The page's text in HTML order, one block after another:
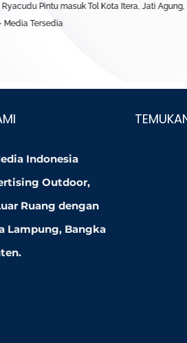
Pintu masuk Tol Kota Itera, Jati Agung,
Media Tersedia
Indonesia
Outdoor,
Ruang dengan
Lampung, Bangka